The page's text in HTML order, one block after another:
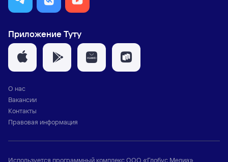
Приложение Туту
О нас
Вакансии
Контакты
Правовая информация
Используется программный комплексООО «Глобус Медиа»